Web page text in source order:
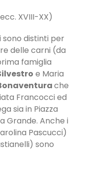
XVIII-XX)
sono distinti per
delle carni (da
famiglia
e Maria
che
Francocci ed
sia in Piazza
Grande. Anche i
Pascucci)
sono